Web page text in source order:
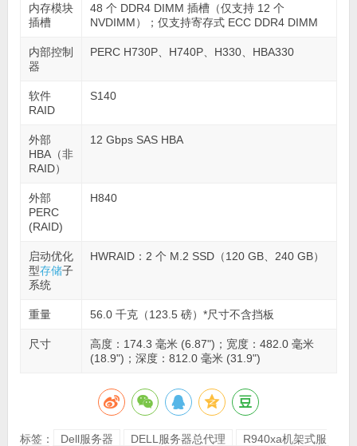
内存模块
插槽
48 个 DDR4 DIMM 插槽（仅支持 12 个
NVDIMM）；仅支持寄存式 ECC DDR4 DIMM
内部控制
器
PERC H730P、H740P、H330、HBA330
软件
RAID
S140
外部
HBA（非
RAID）
12 Gbps SAS HBA
外部
PERC
(RAID)
H840
启动优化
型存储子
系统
HWRAID：2 个 M.2 SSD（120 GB、240 GB）
重量 56.0 千克（123.5 磅）*尺寸不含挡板
尺寸
高度：174.3 毫米 (6.87")；宽度：482.0 毫米
(18.9")；深度：812.0 毫米 (31.9")
标签： Dell服务器 DELL服务器总代理
R940xa机架式服